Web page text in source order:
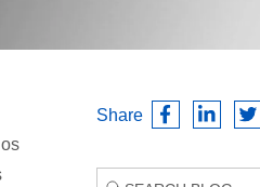
Share